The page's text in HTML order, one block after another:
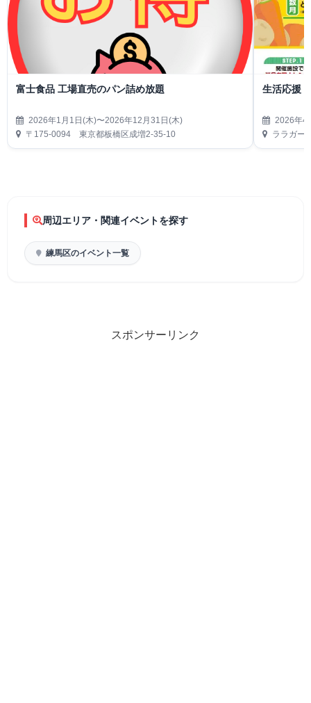
富士食品 工場直売のパン詰め放題
2026年1月1日(木)〜2026年12月31日(木)
〒175-0094 東京都板橋区成増2-35-10
生活応援
2026年4
ララガー
周辺エリア・関連イベントを探す
練馬区のイベント一覧
スポンサーリンク